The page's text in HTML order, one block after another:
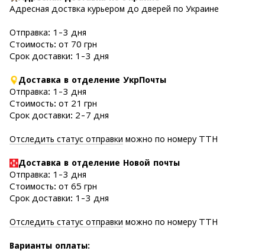
Адресная доствка курьером до дверей по Украине
Отправка: 1-3 дня
Стоимость: от 70 грн
Срок доставки: 1-3 дня
Доставка в отделение УкрПочты
Отправка: 1-3 дня
Стоимость: от 21 грн
Срок доставки: 2-7 дня
Отследить статус отправки можно по номеру ТТН
Доставка в отделение Новой почты
Отправка: 1-3 дня
Стоимость: от 65 грн
Срок доставки: 1-3 дня
Отследить статус отправки можно по номеру ТТН
Варианты оплаты: